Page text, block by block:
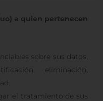
a quien pertenecen
sobre sus datos,
eliminación,
el tratamiento de sus